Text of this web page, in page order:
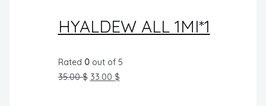
HYALDEW ALL 1MI*1
Rated 0out of 5
35.00$ 33.00 $